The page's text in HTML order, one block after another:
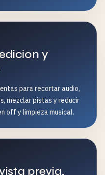
y
para recortar audio,
mezclar pistas y reducir
off y limpieza musical.
previa,